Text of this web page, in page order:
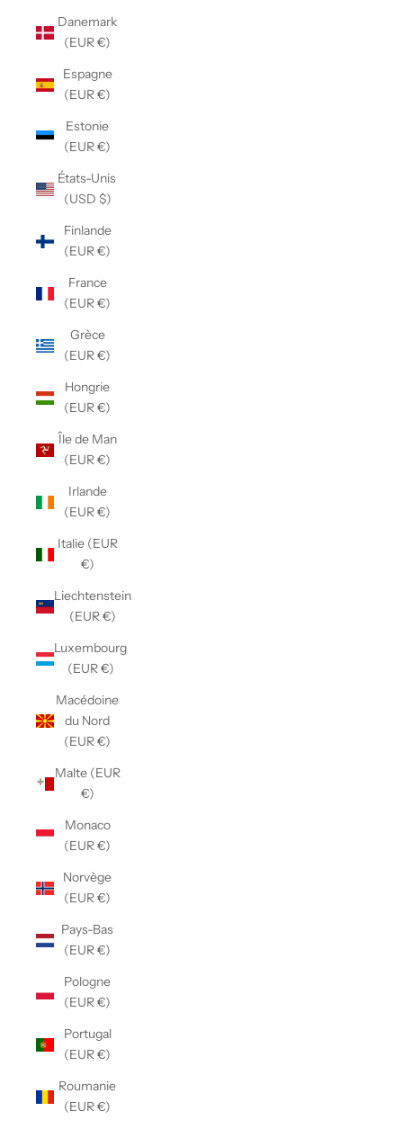
Danemark
(EUR €)
Espagne
(EUR €)
Estonie
(EUR €)
États-Unis
(USD $)
Finlande
(EUR €)
France
(EUR €)
Grèce
(EUR €)
Hongrie
(EUR €)
Île de Man
(EUR €)
Irlande
(EUR €)
Italie (EUR
€)
Liechtenstein
(EUR €)
Luxembourg
(EUR €)
Macédoine
du Nord
(EUR €)
Malte (EUR
€)
Monaco
(EUR €)
Norvège
(EUR €)
Pays-Bas
(EUR €)
Pologne
(EUR €)
Portugal
(EUR €)
Roumanie
(EUR €)